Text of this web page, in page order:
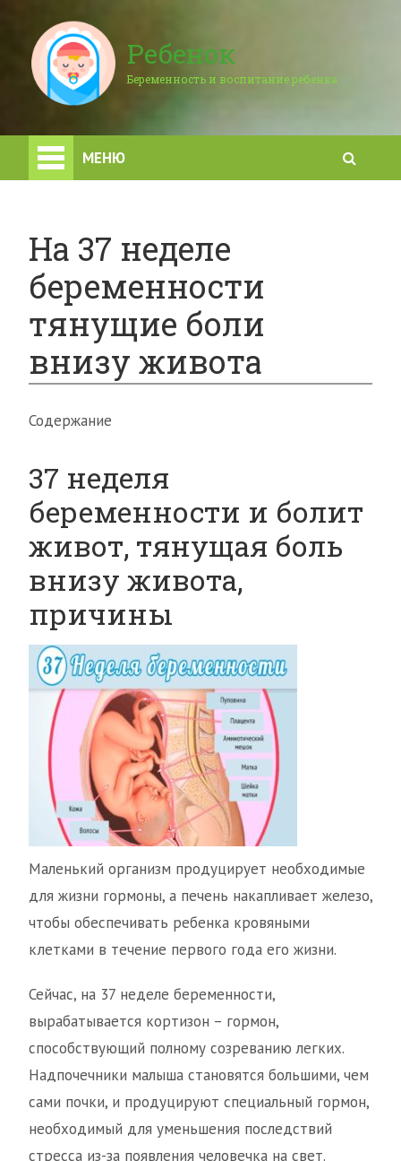
Ребенок
Беременность и воспитание ребенка
МЕНЮ
На 37 неделе
беременности
тянущие боли
внизу живота
Содержание
37 неделя
беременности и болит
живот, тянущая боль
внизу живота,
причины
Маленький организм продуцирует необходимые
для жизни гормоны, а печень накапливает железо,
чтобы обеспечивать ребенка кровяными
клетками в течение первого года его жизни.
Сейчас, на 37 неделе беременности,
вырабатывается кортизон – гормон,
способствующий полному созреванию легких.
Надпочечники малыша становятся большими, чем
сами почки, и продуцируют специальный гормон,
необходимый для уменьшения последствий
стресса из-за появления человечка на свет.